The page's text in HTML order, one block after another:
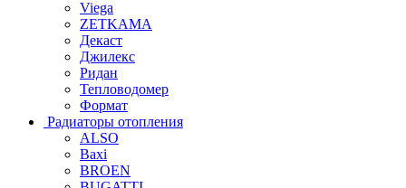
Viega
ZETKAMA
Декаст
Джилекс
Ридан
Тепловодомер
Формат
Радиаторы отопления
ALSO
Baxi
BROEN